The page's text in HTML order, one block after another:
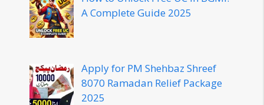
A Complete Guide 2025
Apply for PM Shehbaz Shreef
8070 Ramadan Relief Package
2025